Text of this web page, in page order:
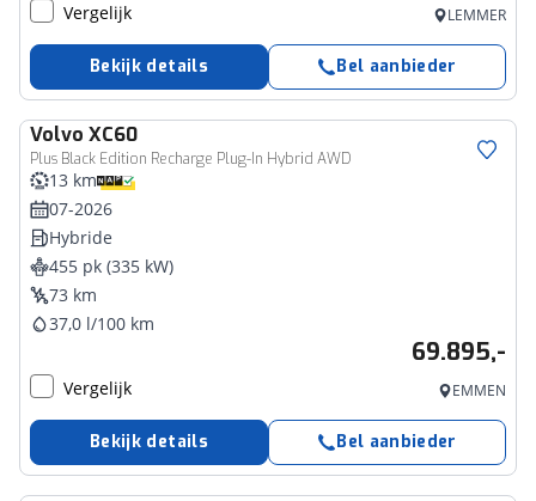
Vergelijk LEMMER
Bekijk details Bel aanbieder
Volvo XC60
Plus Black Edition Recharge Plug-In Hybrid AWD
13 km
07-2026
Hybride
455 pk (335 kW)
73 km
37,0 l/100 km
69.895,-
Vergelijk EMMEN
Bekijk details Bel aanbieder